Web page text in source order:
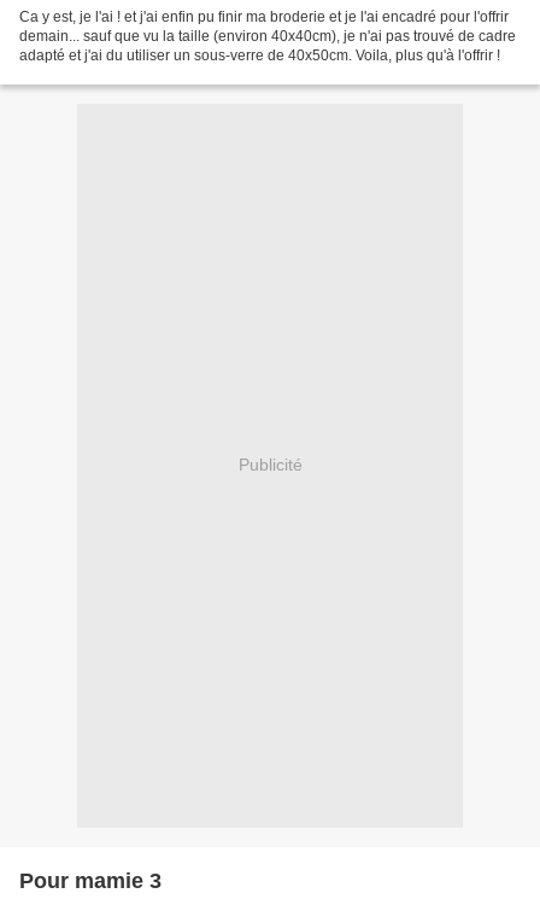
Ca y est, je l'ai ! et j'ai enfin pu finir ma broderie et je l'ai encadré pour l'offrir
demain... sauf que vu la taille (environ 40x40cm), je n'ai pas trouvé de cadre
adapté et j'ai du utiliser un sous-verre de 40x50cm. Voila, plus qu'à l'offrir !
Publicité
Pour mamie 3